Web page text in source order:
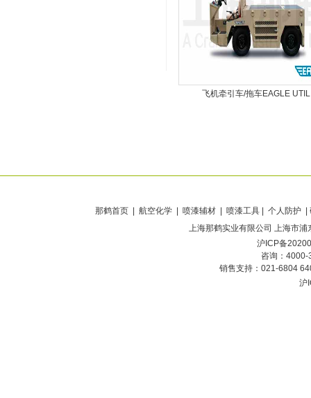
飞机牵引车/拖车EAGLE
那鹤首页
| 航空化学 | 喷漆辅材 | 喷漆工具 | 个人防
上海那鹤实业有限公司 上海市浦
沪ICP备
咨询：
销售支持：021-6804
沪